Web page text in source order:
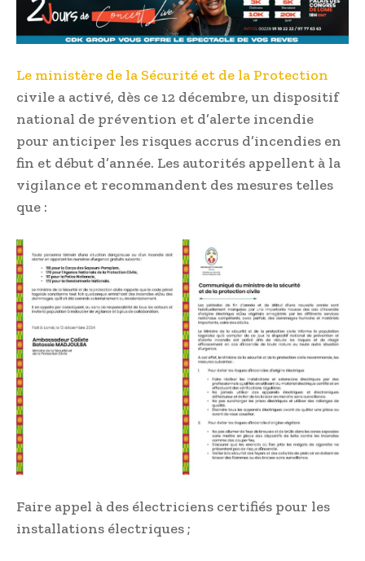
Le ministère de la Sécurité et de la Protection
civile a activé, dès ce 12 décembre, un dispositif
national de prévention et d’alerte incendie
pour anticiper les risques accrus d’incendies en
fin et début d’année. Les autorités appellent à la
vigilance et recommandent des mesures telles
que :
Faire appel à des électriciens certifiés pour les
installations électriques ;